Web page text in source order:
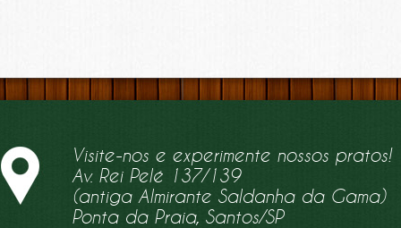
Visite-nos e experimente nossos pratos!
Av. Rei Pelé 137/139
(antiga Almirante Saldanha da Gama)
Ponta da Praia, Santos/SP